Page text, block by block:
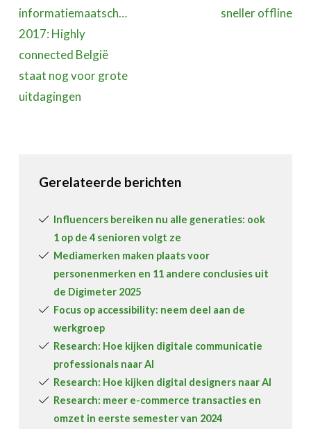
informatiemaatschappij
2017: Highly
connected België
staat nog voor grote
uitdagingen
sneller offline
Gerelateerde berichten
Influencers bereiken nu alle generaties: ook
1 op de 4 senioren volgt ze
Mediamerken maken plaats voor
personenmerken en 11 andere conclusies uit
de Digimeter 2025
Focus op accessibility: neem deel aan de
werkgroep
Research: Hoe kijken digitale communicatie
professionals naar AI
Research: Hoe kijken digital designers naar AI
Research: meer e-commerce transacties en
omzet in eerste semester van 2024